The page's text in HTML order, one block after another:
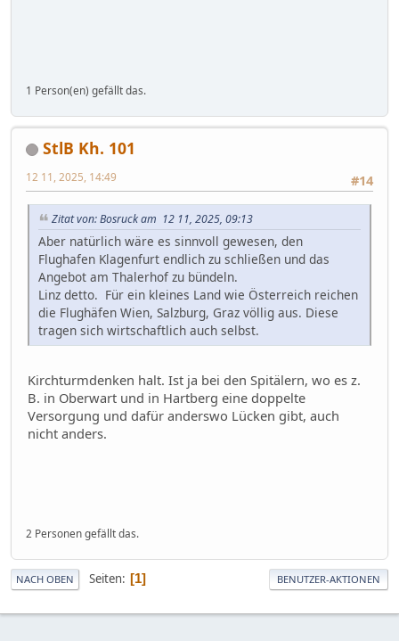
1 Person(en) gefällt das.
StlB Kh. 101
#14
12 11, 2025, 14:49
Zitat von: Bosruck am 12 11, 2025, 09:13
Aber natürlich wäre es sinnvoll gewesen, den
Flughafen Klagenfurt endlich zu schließen und das
Angebot am Thalerhof zu bündeln.
Linz detto. Für ein kleines Land wie Österreich reichen
die Flughäfen Wien, Salzburg, Graz völlig aus. Diese
tragen sich wirtschaftlich auch selbst.
Kirchturmdenken halt. Ist ja bei den Spitälern, wo es z.
B. in Oberwart und in Hartberg eine doppelte
Versorgung und dafür anderswo Lücken gibt, auch
nicht anders.
2 Personen gefällt das.
NACH OBEN Seiten 1 BENUTZER-AKTIONEN